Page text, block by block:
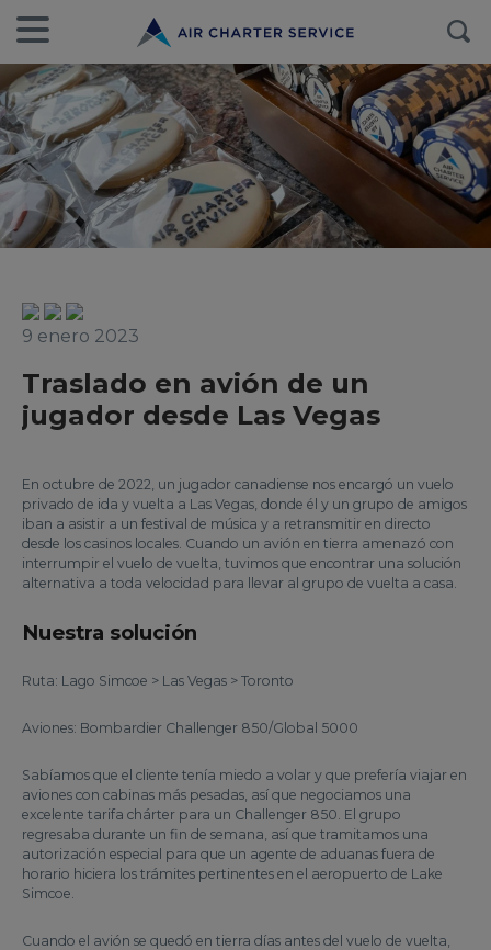
9 enero 2023
Traslado en avión de un
jugador desde Las Vegas
En octubre de 2022, un jugador canadiense nos encargó un vuelo
privado de ida y vuelta a Las Vegas, donde él y un grupo de amigos
iban a asistir a un festival de música y a retransmitir en directo
desde los casinos locales. Cuando un avión en tierra amenazó con
interrumpir el vuelo de vuelta, tuvimos que encontrar una solución
alternativa a toda velocidad para llevar al grupo de vuelta a casa.
Nuestra solución
Ruta: Lago Simcoe > Las Vegas > Toronto
Aviones: Bombardier Challenger 850/Global 5000
Sabíamos que el cliente tenía miedo a volar y que prefería viajar en
aviones con cabinas más pesadas, así que negociamos una
excelente tarifa chárter para un Challenger 850. El grupo
regresaba durante un fin de semana, así que tramitamos una
autorización especial para que un agente de aduanas fuera de
horario hiciera los trámites pertinentes en el aeropuerto de Lake
Simcoe.
Cuando el avión se quedó en tierra días antes del vuelo de vuelta,